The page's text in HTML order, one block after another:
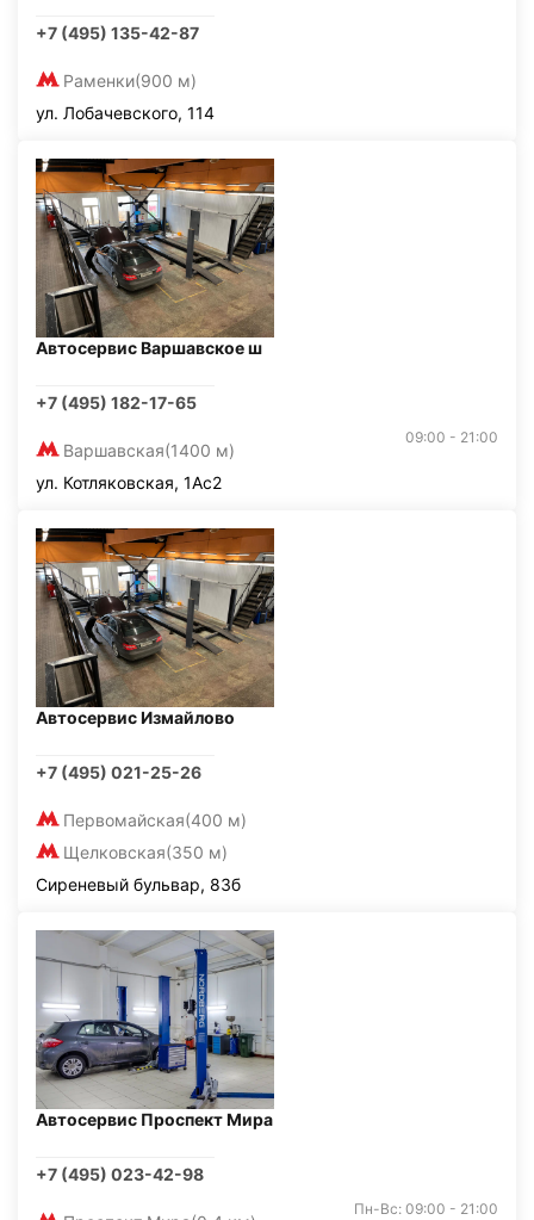
+7 (495) 135-42-87
Раменки(900 м)
ул. Лобачевского, 114
Автосервис Варшавское ш
+7 (495) 182-17-65
Варшавская(1400 м)
09:00 - 21:00
ул. Котляковская, 1Ас2
Автосервис Измайлово
+7 (495) 021-25-26
Первомайская(400 м)
Щелковская(350 м)
Сиреневый бульвар, 83б
Автосервис Проспект Мира
+7 (495) 023-42-98
Пн-Вс: 09:00 - 21:00